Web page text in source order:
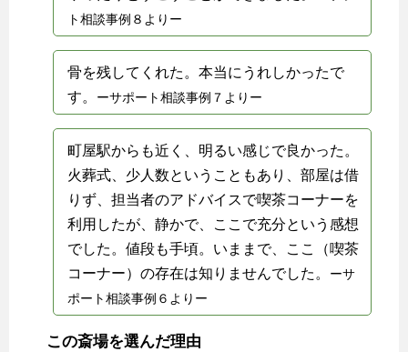
ト相談事例８よりー
骨を残してくれた。本当にうれしかったで
す。 ーサポート相談事例７よりー
町屋駅からも近く、明るい感じで良かった。
火葬式、少人数ということもあり、部屋は借
りず、担当者のアドバイスで喫茶コーナーを
利用したが、静かで、ここで充分という感想
でした。値段も手頃。いままで、ここ（喫茶
コーナー）の存在は知りませんでした。 ーサ
ポート相談事例６よりー
この斎場を選んだ理由